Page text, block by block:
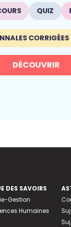
QUIZ
CORRIGÉES
DÉCOUVRIR
DES SAVOIRS
Gestion
Humaines